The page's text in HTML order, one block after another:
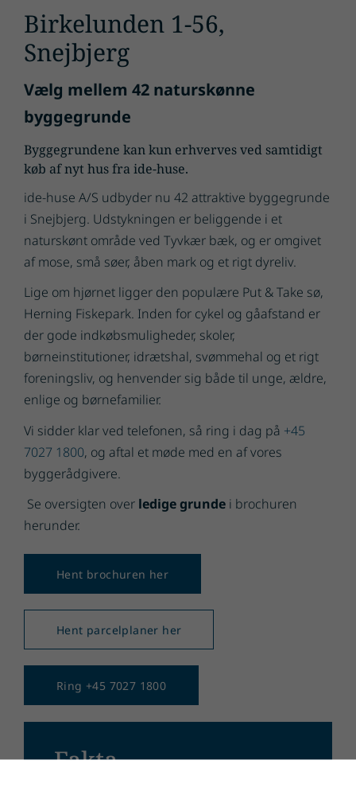
Birkelunden 1-56,
Snejbjerg
Vælg mellem 42 naturskønne
byggegrunde
Byggegrundene kan kun erhverves ved samtidigt
køb af nyt hus fra ide-huse.
ide-huse A/S udbyder nu 42 attraktive byggegrunde
i Snejbjerg. Udstykningen er beliggende i et
naturskønt område ved Tyvkær bæk, og er omgivet
af mose, små søer, åben mark og et rigt dyreliv.
Lige om hjørnet ligger den populære Put & Take sø,
Herning Fiskepark. Inden for cykel og gåafstand er
der gode indkøbsmuligheder, skoler,
børneinstitutioner, idrætshal, svømmehal og et rigt
foreningsliv, og henvender sig både til unge, ældre,
enlige og børnefamilier.
Vi sidder klar ved telefonen, så ring i dag på +45
7027 1800, og aftal et møde med en af vores
byggerådgivere.
Se oversigten over ledige grunde i brochuren
herunder.
Hent brochuren her
Hent parcelplaner her
Ring +45 7027 1800
Fakta